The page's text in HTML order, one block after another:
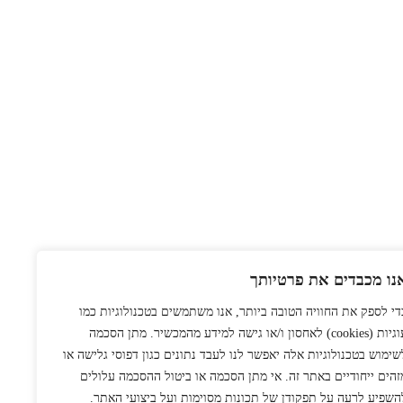
מכבדים את פרטיותך
לספק את החוויה הטובה ביותר, אנו משתמשים בטכנולוגיות כמו
עוגיות (cookies) לאחסון ו/או גישה למידע מהמכשיר. מתן הסכמה
בטכנולוגיות אלה יאפשר לנו לעבד נתונים כגון דפוסי גלישה או
ייחודיים באתר זה. אי מתן הסכמה או ביטול ההסכמה עלולים
לרעה על תפקודן של תכונות מסוימות ועל ביצועי האתר.